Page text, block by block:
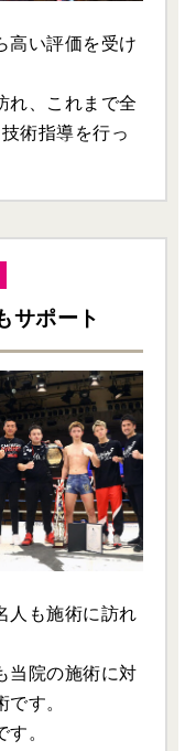
高い評価を受け
れ、これまで全
術指導を行っ
サポート
人も施術に訪れ
当院の施術に対
す。
。